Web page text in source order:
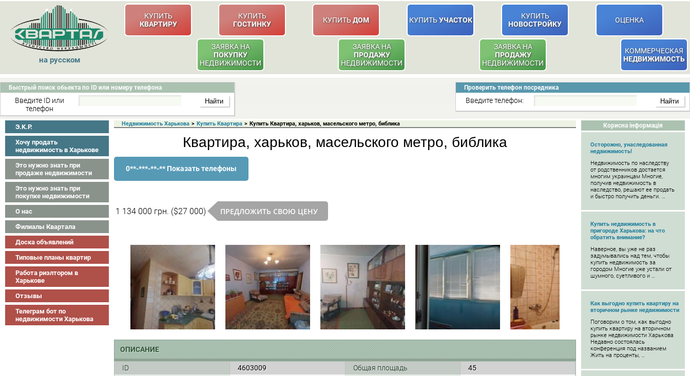
на русском
КУПИТЬ
КВАРТИРУ
КУПИТЬ
ГОСТИНКУ
КУПИТЬДОМ КУПИТЬУЧАСТОК
КУПИТЬ
НОВОСТРОЙКУ
ОЦЕНКА
ЗАЯВКА НА
ПОКУПКУ
НЕДВИЖИМОСТИ
ЗАЯВКА НА
ПРОДАЖУ
НЕДВИЖИМОСТИ
ЗАЯВКА НА
ПРОДАЖУ
НЕДВИЖИМОСТИ
КОММЕРЧЕСКАЯ
НЕДВИЖИМОСТЬ
Быстрый поиск обьекта по ID или номеру телефона
Введите ID или
телефон
Проверить телефон посредника
Введите телефон:
Э.K.P.
Хочу продать
недвижимость в Харькове
Это нужно знать при
продаже недвижимости
Это нужно знать при
покупке недвижимости
О нас
Филиалы Квартала
Доска объявлений
Типовые планы квартир
Работа риэлтором в
Харькове
Отзывы
Телеграм бот по
недвижимости Харькова
Корисна інформація
Осторожно, унаследованная
недвижимость!
Недвижимость по наследству
от родственников достается
многим украинцам Многие,
получив недвижимость в
наследство, решают ее продать
и быстро получить деньги. …
Купить недвижимость в
пригороде Харькова: на что
обратить внимание?
Наверное, вы уже не раз
задумывались над тем, чтобы
купить недвижимость за
городом Многие уже устали от
шумного, суетливого и …
Как выгодно купить квартиру на
вторичном рынке недвижимости
Поговорим о том, как выгодно
купить квартиру на вторичном
рынке недвижимости Харькова
Недавно состоялась
конференция под названием
Жить на проценты, …
Недвижимость Харькова > Купить Квартира > Купить Квартира, харьков, масельского метро, библика
Квартира, харьков, масельского метро, библика
0**-***-**-** Показать телефоны
1 134 000 грн. ($27 000) ПРЕДЛОЖИТЬ СВОЮ ЦЕНУ
ОПИСАНИЕ
ID 4603009 Общая площадь
45